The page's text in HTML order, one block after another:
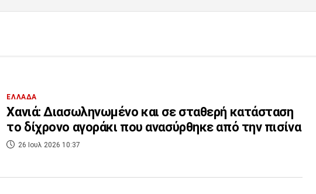
ΕΛΛΑΔΑ
Χανιά: Διασωληνωμένο και σε σταθερή κατάσταση
το δίχρονο αγοράκι που ανασύρθηκε από την πισίνα
26 Ιουλ 2026 10:37